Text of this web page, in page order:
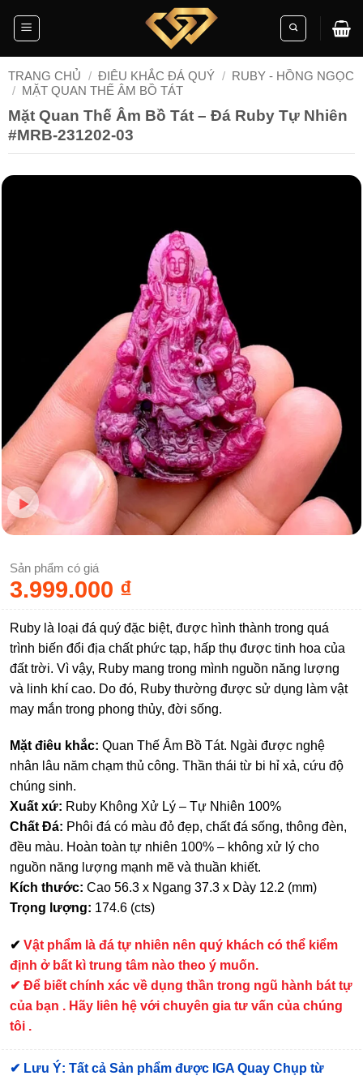
TRANG CHỦ / ĐIÊU KHẮC ĐÁ QUÝ / RUBY - HỒNG NGỌC
/ MẶT QUAN THẾ ÂM BỒ TÁT
Mặt Quan Thế Âm Bồ Tát – Đá Ruby Tự Nhiên
#MRB-231202-03
Sản phẩm có giá
3.999.000 ₫
Ruby là loại đá quý đặc biệt, được hình thành trong quá
trình biến đổi địa chất phức tạp, hấp thụ được tinh hoa của
đất trời. Vì vậy, Ruby mang trong mình nguồn năng lượng
và linh khí cao. Do đó, Ruby thường được sử dụng làm vật
may mắn trong phong thủy, đời sống.
Mặt điêu khắc: Quan Thế Âm Bồ Tát. Ngài được nghệ
nhân lâu năm chạm thủ công. Thần thái từ bi hỉ xả, cứu độ
chúng sinh.
Xuất xứ: Ruby Không Xử Lý – Tự Nhiên 100%
Chất Đá: Phôi đá có màu đỏ đẹp, chất đá sống, thông đèn,
đều màu. Hoàn toàn tự nhiên 100% – không xử lý cho
nguồn năng lượng mạnh mẽ và thuần khiết.
Kích thước: Cao 56.3 x Ngang 37.3 x Dày 12.2 (mm)
Trọng lượng: 174.6 (cts)
✔ Vật phẩm là đá tự nhiên nên quý khách có thể kiểm
định ở bất kì trung tâm nào theo ý muốn.
✔ Để biết chính xác về dụng thần trong ngũ hành bát tự
của bạn . Hãy liên hệ với chuyên gia tư vấn của chúng
tôi .
✔ Lưu Ý: Tất cả Sản phẩm được IGA Quay Chụp từ